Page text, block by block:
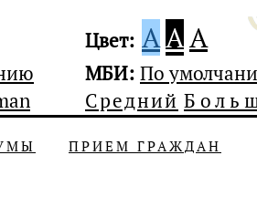
Цвет: AAA
МБИ: По
Средний
ПРИЕМ ГРАЖДАН